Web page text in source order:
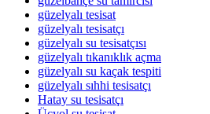
güzelyalı tesisat
güzelyalı tesisatçı
güzelyalı su tesisatçısı
güzelyalı tıkanıklık açma
güzelyalı su kaçak tespiti
güzelyalı sıhhi tesisatçı
Hatay su tesisatçı